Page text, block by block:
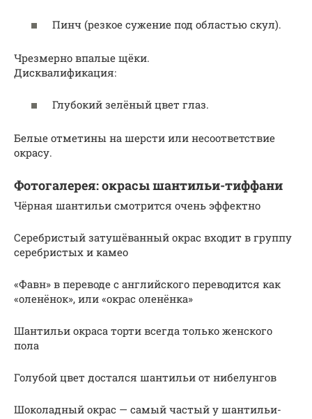
Пинч (резкое сужение под областью скул).
Чрезмерно впалые щёки.
Дисквалификация:
Глубокий зелёный цвет глаз.
Белые отметины на шерсти или несоответствие
окрасу.
Фотогалерея: окрасы шантильи-тиффани
Чёрная шантильи смотрится очень эффектно
Серебристый затушёванный окрас входит в группу
серебристых и камео
«Фавн» в переводе с английского переводится как
«оленёнок», или «окрас оленёнка»
Шантильи окраса торти всегда только женского
пола
Голубой цвет достался шантильи от нибелунгов
Шоколадный окрас — самый частый у шантильи-